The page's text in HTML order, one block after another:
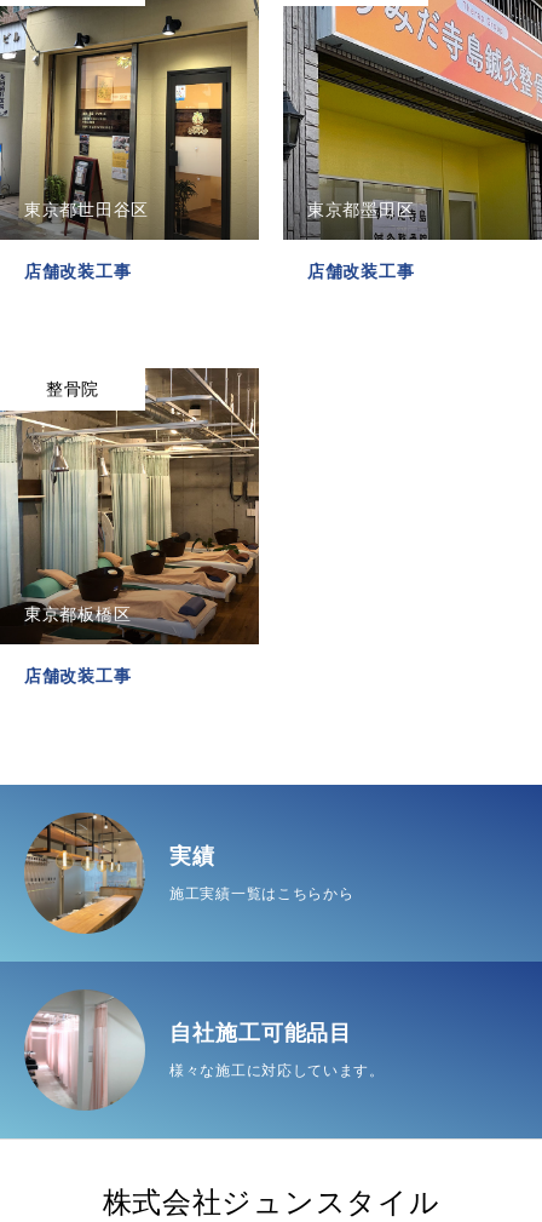
インフォメーション
会社概要
お問い合わせ
TOP 自社施工可能品目 インフォメーション 会社概
東京都世田谷区
店舗改装工事
東京都墨田区
店舗改装工事
整骨院
東京都板橋区
店舗改装工事
実績
施工実績一覧はこちらから
自社施工可能品目
様々な施工に対応しています。
株式会社ジュンスタイル